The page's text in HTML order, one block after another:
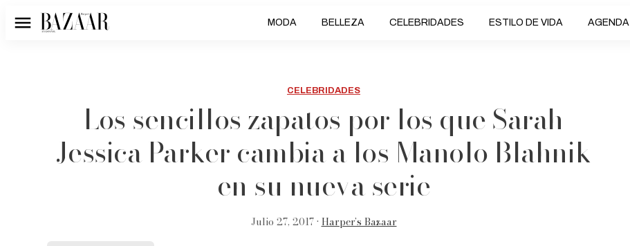
Menú MODA BELLEZA CELEBRIDADES ESTILO DE VIDA AGENDA
CELEBRIDADES
Los sencillos zapatos por los que Sarah
Jessica Parker cambia a los Manolo Blahnik
en su nueva serie
Julio 27, 2017 • Harper’s Bazaar